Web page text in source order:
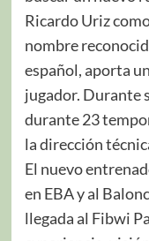
Ricardo Uriz
nombre
español, aporta
jugador. Durante
durante 23
la dirección
El nuevo
en EBA y al
llegada al Fibwi